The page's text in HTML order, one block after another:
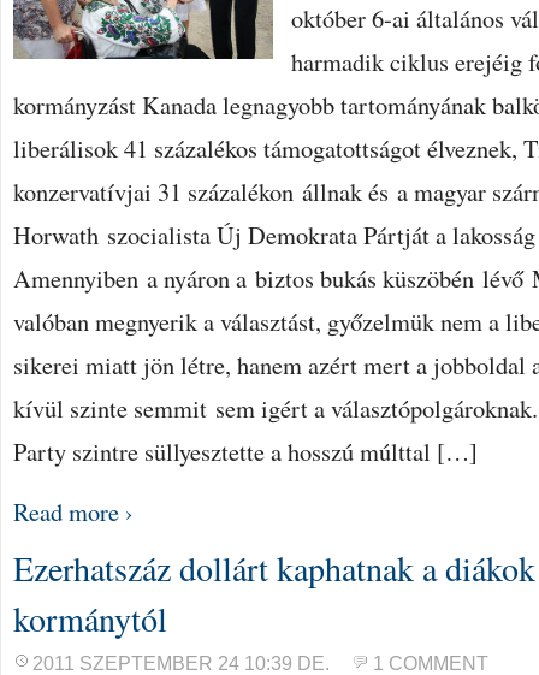
október 6-ai általános
harmadik ciklus erejéig
kormányzást Kanada legnagyobb tartományának
liberálisok 41 százalékos támogatottságot élveznek,
konzervatívjai 31 százalékon állnak és a magyar
Horwath szocialista Új Demokrata Pártját a
Amennyiben a nyáron a biztos bukás küszöbén
valóban megnyerik a választást, győzelmük nem a
sikerei miatt jön létre, hanem azért mert a jobboldal
kívül szinte semmit sem igért a
Party szintre süllyesztette a hosszú múlttal […]
Read more ›
Ezerhatszáz dollárt kaphatnak a
kormánytól
2011 SZEPTEMBER 24 10:39 DE. 1 COMMENT